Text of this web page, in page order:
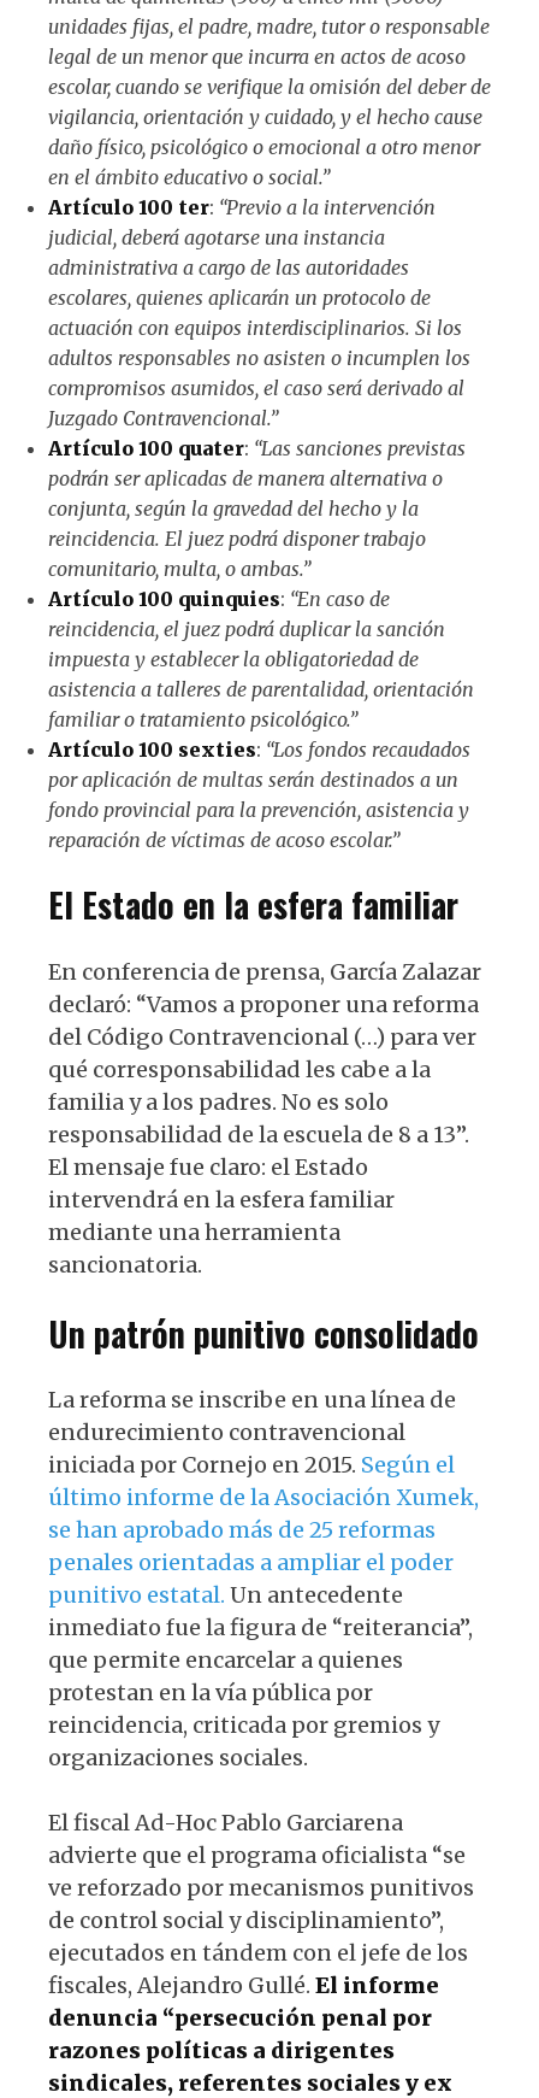
unidades fijas, el padre, madre, tutor o responsable
legal de un menor que incurra en actos de acoso
escolar, cuando se verifique la omisión del deber de
vigilancia, orientación y cuidado, y el hecho cause
daño físico, psicológico o emocional a otro menor
en el ámbito educativo o social.”
Artículo 100 ter: “Previo a la intervención
judicial, deberá agotarse una instancia
administrativa a cargo de las autoridades
escolares, quienes aplicarán un protocolo de
actuación con equipos interdisciplinarios. Si los
adultos responsables no asisten o incumplen los
compromisos asumidos, el caso será derivado al
Juzgado Contravencional.”
Artículo 100 quater: “Las sanciones previstas
podrán ser aplicadas de manera alternativa o
conjunta, según la gravedad del hecho y la
reincidencia. El juez podrá disponer trabajo
comunitario, multa, o ambas.”
Artículo 100 quinquies: “En caso de
reincidencia, el juez podrá duplicar la sanción
impuesta y establecer la obligatoriedad de
asistencia a talleres de parentalidad, orientación
familiar o tratamiento psicológico.”
Artículo 100 sexties: “Los fondos recaudados
por aplicación de multas serán destinados a un
fondo provincial para la prevención, asistencia y
reparación de víctimas de acoso escolar.”
El Estado en la esfera familiar
En conferencia de prensa, García Zalazar
declaró: “Vamos a proponer una reforma
del Código Contravencional (…) para ver
qué corresponsabilidad les cabe a la
familia y a los padres. No es solo
responsabilidad de la escuela de 8 a 13”.
El mensaje fue claro: el Estado
intervendrá en la esfera familiar
mediante una herramienta
sancionatoria.
Un patrón punitivo consolidado
La reforma se inscribe en una línea de
endurecimiento contravencional
iniciada por Cornejo en 2015. Según el
último informe de la Asociación Xumek,
se han aprobado más de 25 reformas
penales orientadas a ampliar el poder
punitivo estatal. Un antecedente
inmediato fue la figura de “reiterancia”,
que permite encarcelar a quienes
protestan en la vía pública por
reincidencia, criticada por gremios y
organizaciones sociales.
El fiscal Ad-Hoc Pablo Garciarena
advierte que el programa oficialista “se
ve reforzado por mecanismos punitivos
de control social y disciplinamiento”,
ejecutados en tándem con el jefe de los
fiscales, Alejandro Gullé. El informe
denuncia “persecución penal por
razones políticas a dirigentes
sindicales, referentes sociales y ex